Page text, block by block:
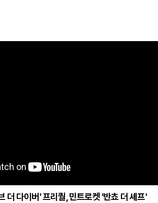
더 다이버' 프리퀄, 민트로켓 '반쵸 더 셰프'